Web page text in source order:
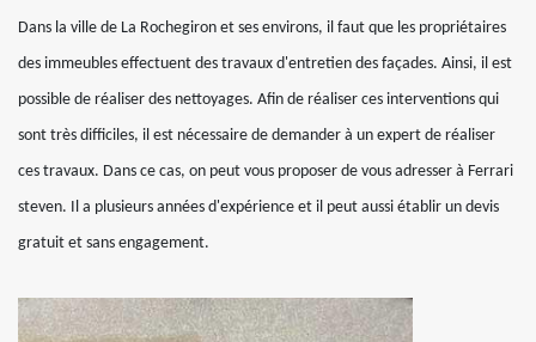
Dans la ville de La Rochegiron et ses environs, il faut que les propriétaires
des immeubles effectuent des travaux d'entretien des façades. Ainsi, il est
possible de réaliser des nettoyages. Afin de réaliser ces interventions qui
sont très difficiles, il est nécessaire de demander à un expert de réaliser
ces travaux. Dans ce cas, on peut vous proposer de vous adresser à Ferrari
steven. Il a plusieurs années d'expérience et il peut aussi établir un devis
gratuit et sans engagement.